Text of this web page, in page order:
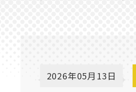
2026年05月13日